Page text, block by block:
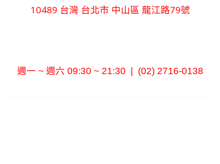
10489 台灣 台北市 中山區 龍江路79號
週一 ~ 週六 09:30 ~ 21:30 | (02) 2716-0138